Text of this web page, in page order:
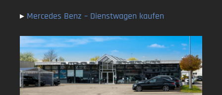
▸ Mercedes Benz – Dienstwagen kaufen